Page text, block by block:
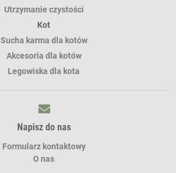
Utrzymanie czystości
Kot
Sucha karma dla kotów
Akcesoria dla kotów
Legowiska dla kota
Napisz do nas
Formularz kontaktowy
O nas